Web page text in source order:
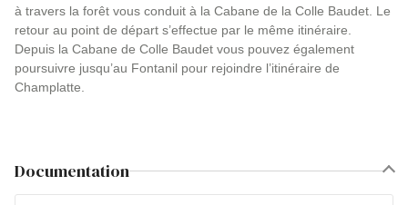
à travers la forêt vous conduit à la Cabane de la Colle Baudet. Le
retour au point de départ s’effectue par le même itinéraire.
Depuis la Cabane de Colle Baudet vous pouvez également
poursuivre jusqu’au Fontanil pour rejoindre l’itinéraire de
Champlatte.
Documentation